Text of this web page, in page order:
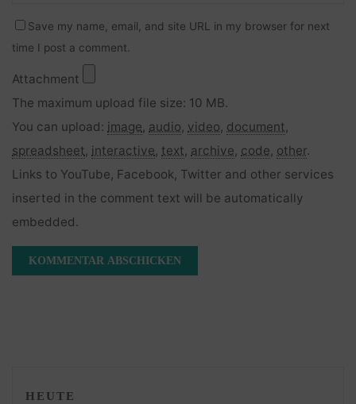
Save my name, email, and site URL in my browser for next
time I post a comment.
Attachment
The maximum upload file size: 10 MB.
You can upload: image, audio, video, document,
spreadsheet, interactive, text, archive, code, other.
Links to YouTube, Facebook, Twitter and other services
inserted in the comment text will be automatically
embedded.
HEUTE